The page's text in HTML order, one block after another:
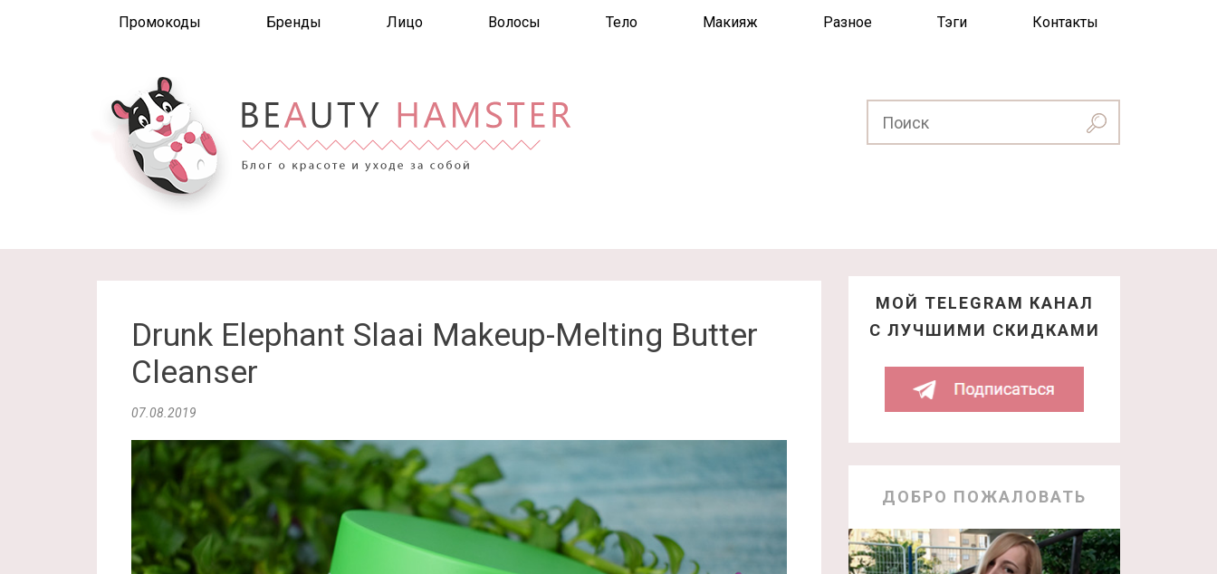
Промокоды Бренды Лицо Волосы Тело Макияж Разное Тэги Контакты
Drunk Elephant Slaai Makeup-Melting Butter
Cleanser
07.08.2019
МОЙ TELEGRAM КАНАЛ
С ЛУЧШИМИ СКИДКАМИ
ДОБРО ПОЖАЛОВАТЬ